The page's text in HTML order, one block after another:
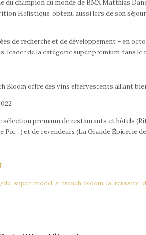
du champion du monde de BMX Matthias
Holistique, obtenu aussi lors de son
de recherche et de développement – en
leader de la catégorie super premium dans
Bloom offre des vins effervescents alliant
premium de restaurants et hôtels
Pic…) et de revendeurs (La Grande Épicerie
.
super-model-a-french-bloom-la-reussite-